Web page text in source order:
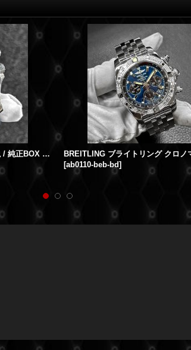
【国内正規 / ギャランティ兼取説 / 純正BOX / 純正ポーチ】 BREITLING ブライトリング アベンジャー オートマチック GMT 45 A32395
[ab0110-beb-bd]